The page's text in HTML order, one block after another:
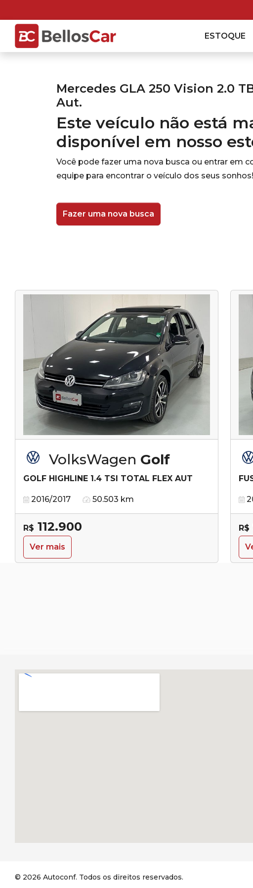
ESTOQUE
Mercedes GLA 250 Vision 2.0 TB
Aut.
Este veículo não está
disponível em nosso
Você pode fazer uma nova busca ou entrar em
equipe para encontrar o veículo dos seus sonhos!
Fazer uma nova busca
VolksWagen Golf
GOLF HIGHLINE 1.4 TSI TOTAL FLEX AUT
2016/2017 50.503 km
R$ 112.900
Ver mais
R$
© 2026 Autoconf. Todos os direitos reservados.